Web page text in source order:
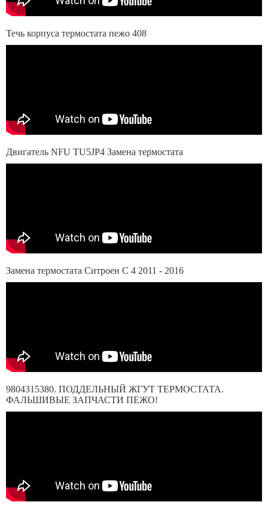
Течь корпуса термостата пежо 408
Двигатель NFU TU5JP4 Замена термостата
Замена термостата Ситроен C 4 2011 - 2016
9804315380. ПОДДЕЛЬНЫЙ ЖГУТ ТЕРМОСТАТА.
ФАЛЬШИВЫЕ ЗАПЧАСТИ ПЕЖО!